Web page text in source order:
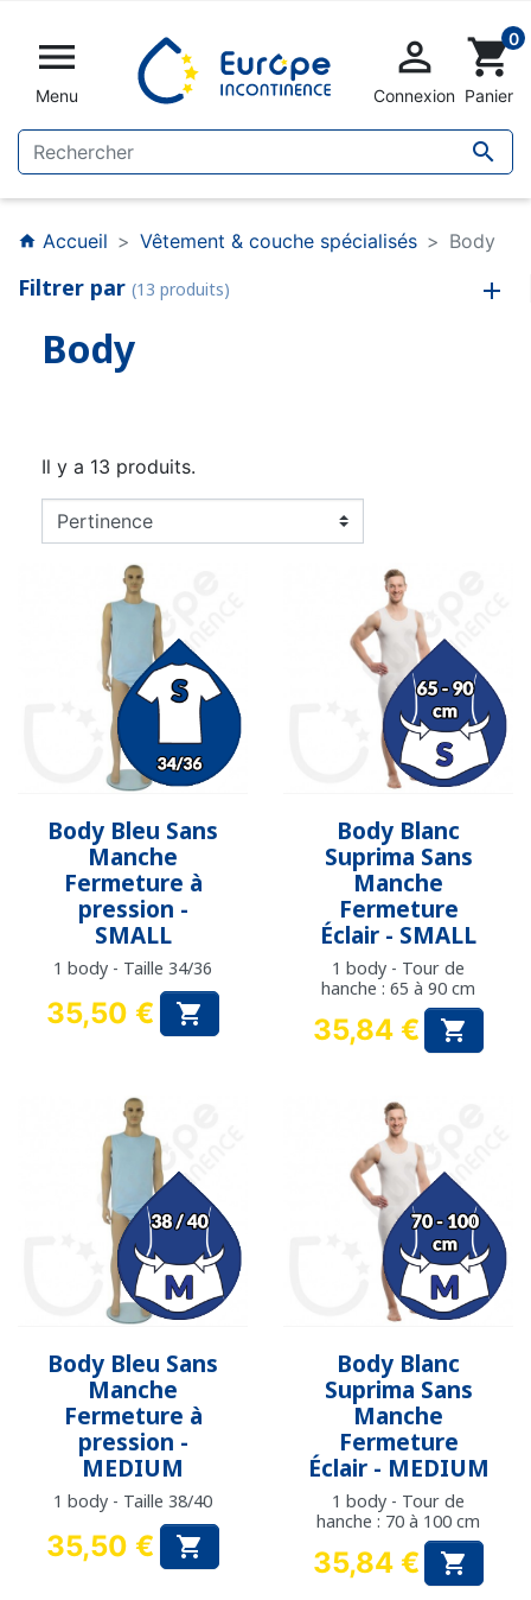

Menu


Connexion
shopping_cart0
Panier
home Accueil Vêtement & couche spécialisés Body
Filtrer par (13 produits)
Body
Il y a 13 produits.
Body Bleu Sans
Manche
Fermeture à
pression -
SMALL
1 body - Taille 34/36
Prix
35,50 € 
Body Blanc
Suprima Sans
Manche
Fermeture
Éclair - SMALL
1 body - Tour de
hanche : 65 à 90 cm
Prix
35,84 € 
Body Bleu Sans
Manche
Fermeture à
pression -
MEDIUM
1 body - Taille 38/40
Prix
35,50 € 
Body Blanc
Suprima Sans
Manche
Fermeture
Éclair - MEDIUM
1 body - Tour de
hanche : 70 à 100 cm
Prix
35,84 € 